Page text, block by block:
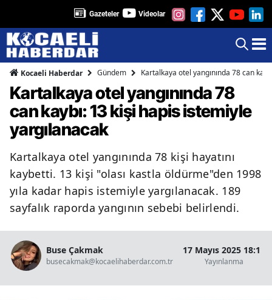
Gazeteler Videolar
Kocaeli Haberdar Gündem Kartalkaya otel yangınında 78 can
Kartalkaya otel yangınında 78
can kaybı: 13 kişi hapis istemiyle
yargılanacak
Kartalkaya otel yangınında 78 kişi hayatını
kaybetti. 13 kişi "olası kastla öldürme"den 1998
yıla kadar hapis istemiyle yargılanacak. 189
sayfalık raporda yangının sebebi belirlendi.
Buse Çakmak
busecakmak@kocaelihaberdar.com.tr
17 Mayıs 2025 18:11
Yayınlanma